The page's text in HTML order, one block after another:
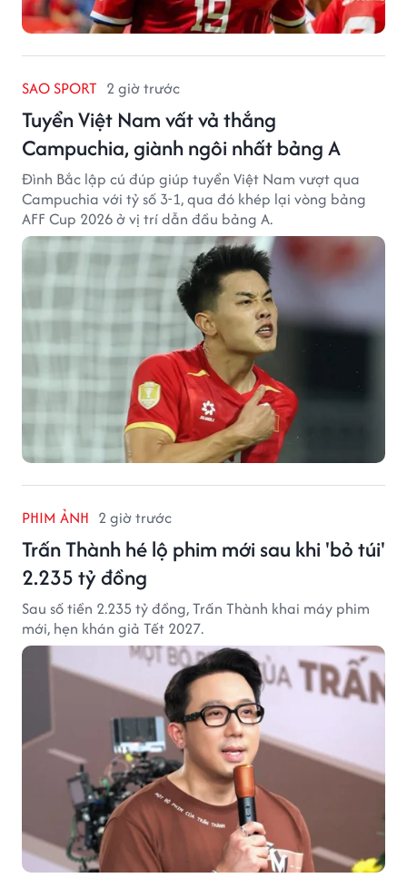
SAO SPORT 2 giờ trước
Tuyển Việt Nam vất vả thắng
Campuchia, giành ngôi nhất bảng A
Đình Bắc lập cú đúp giúp tuyển Việt Nam vượt qua
Campuchia với tỷ số 3-1, qua đó khép lại vòng bảng
AFF Cup 2026 ở vị trí dẫn đầu bảng A.
PHIM ẢNH 2 giờ trước
Trấn Thành hé lộ phim mới sau khi 'bỏ túi'
2.235 tỷ đồng
Sau số tiền 2.235 tỷ đồng, Trấn Thành khai máy phim
mới, hẹn khán giả Tết 2027.